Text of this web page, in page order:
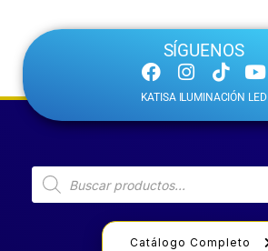
SÍGUENOS
KATISA ILUMINACIÓN LED
Catálogo Completo